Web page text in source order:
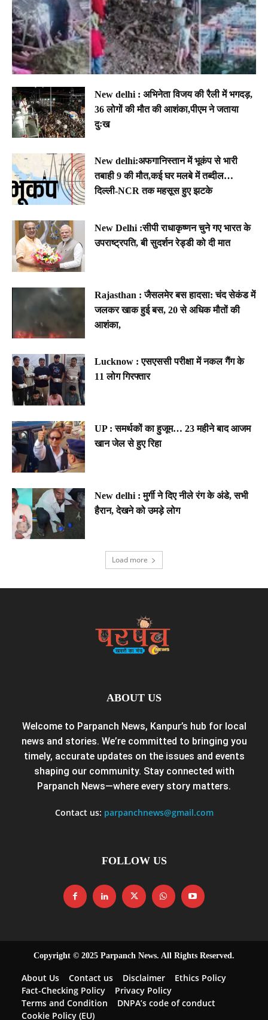
New delhi : अभिनेता विजय की रैली में भगदड़,
36 लोगों की मौत की आशंका,पीएम ने जताया
दुःख
New delhi:अफगानिस्तान में भूकंप से भारी
तबाही 9 की मौत,कई घर मलबे में तब्दील…
दिल्ली-NCR तक महसूस हुए झटके
New Delhi :सीपी राधाकृष्णन चुने गए भारत के
उपराष्ट्रपति, बी सुदर्शन रेड्डी को दी मात
Rajasthan : जैसलमेर बस हादसा: चंद सेकंड में
जलकर खाक हुई बस, 20 से अधिक मौतों की
आशंका,
Lucknow : एसएससी परीक्षा में नकल गैंग के
11 लोग गिरफ्तार
UP : समर्थकों का हुजूम… 23 महीने बाद आजम
खान जेल से हुए रिहा
New delhi : मुर्गी ने दिए नीले रंग के अंडे, सभी
हैरान, देखने को उमड़े लोग
Load more
ABOUT US
Welcome to Parpanch News, Kanpur’s hub for local
news and stories. We’re committed to bringing you
timely, accurate updates on the issues and events
shaping our community. Stay connected with
Parpanch News—where every story matters.
Contact us: parpanchnews@gmail.com
FOLLOW US
Copyright © 2025 Parpanch News. All Rights Reserved.
About Us Contact us Disclaimer
Ethics Policy
Fact-Checking Policy
Privacy Policy
Terms and Condition
DNPA’s code of conduct
Cookie Policy (EU)